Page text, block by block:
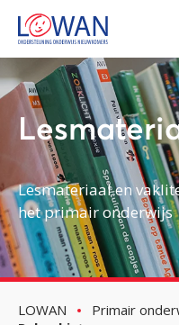
Lesmateriaal en
het primair onderwijs
LOWAN Primair